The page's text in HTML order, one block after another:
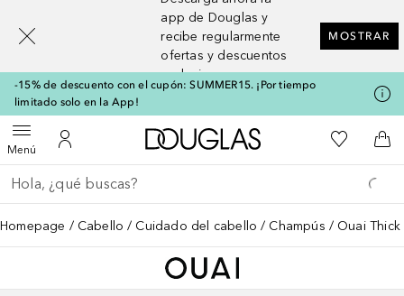
app de Douglas y
recibe regularmente
ofertas y descuentos
exclusivos
MOSTRAR
-15% de descuento con el cupón: SUMMER15. ¡Por tiempo
limitado solo en la App!
MenúAbrir menúMi cuenta
A Douglas HomeMi lista de
A
Regresar
Ejecutar búsqueda
Homepage Cabello Cuidado del cabello Champús Ouai Thick
[navigation.slideout.screenreader]